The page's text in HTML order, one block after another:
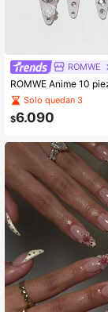
ROMWE
Solo quedan 3
$6.090